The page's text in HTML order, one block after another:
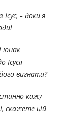
– доки я
юнак
Ісуса
вигнати?
кажу
скажете цій